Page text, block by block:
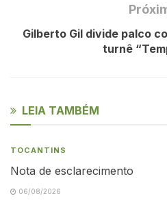
Gilberto Gil divide palco
turnê
LEIA TAMBÉM
TOCANTINS
Nota de esclarecimento
06/08/2026